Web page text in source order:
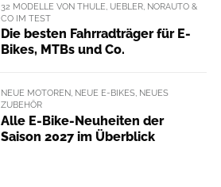
32 MODELLE VON THULE, UEBLER, NORAUTO &
CO IM TEST
Die besten Fahrradträger für E-
Bikes, MTBs und Co.
NEUE MOTOREN, NEUE E-BIKES, NEUES
ZUBEHÖR
Alle E-Bike-Neuheiten der
Saison 2027 im Überblick